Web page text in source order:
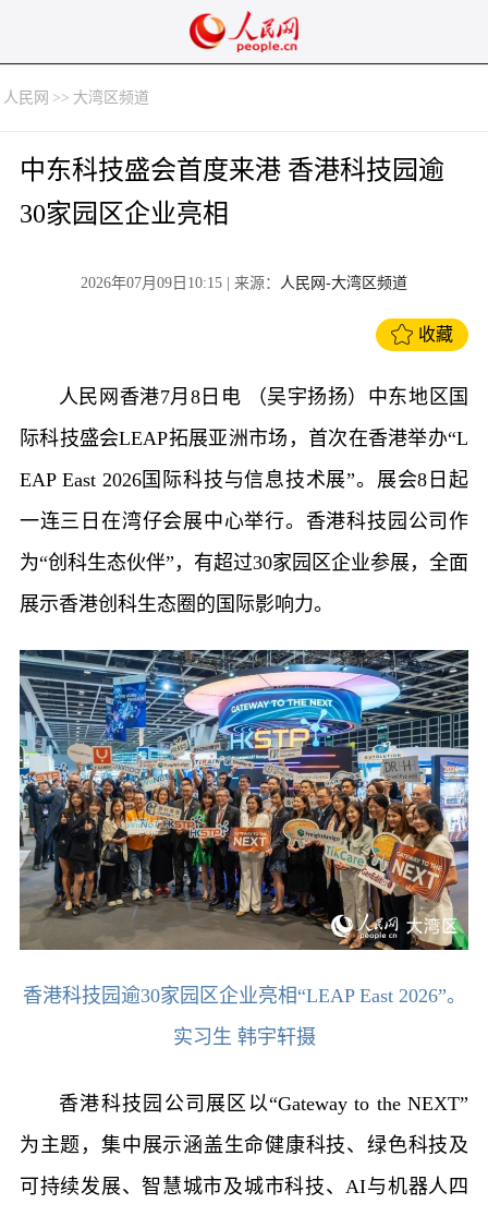
人民网 >> 大湾区频道
中东科技盛会首度来港 香港科技园逾
30家园区企业亮相
2026年07月09日10:15 | 来源： 人民网-大湾区频道
收藏
人民网香港7月8日电 （吴宇扬扬）中东地区国
际科技盛会LEAP拓展亚洲市场，首次在香港举办“L
EAP East 2026国际科技与信息技术展”。展会8日起
一连三日在湾仔会展中心举行。香港科技园公司作
为“创科生态伙伴”，有超过30家园区企业参展，全面
展示香港创科生态圈的国际影响力。
香港科技园逾30家园区企业亮相“LEAP East 2026”。
实习生 韩宇轩摄
香港科技园公司展区以“Gateway to the NEXT”
为主题，集中展示涵盖生命健康科技、绿色科技及
可持续发展、智慧城市及城市科技、AI与机器人四